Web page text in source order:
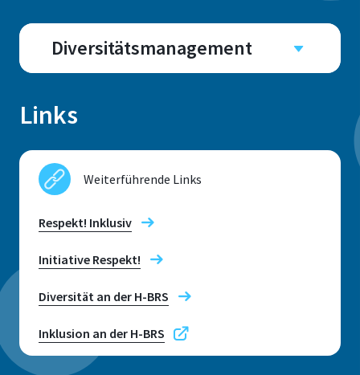
Sankt Augustin
Adresse
+49 2241 865 9954
Diversitätsmanagement
Sankt Augustin
Raum
E236
Grantham-Allee 20
53757 Sankt Augustin
Telefon
Links
Weiterführende Links
Respekt! Inklusiv
Initiative Respekt!
Diversität an der H-BRS
Inklusion an der H-BRS